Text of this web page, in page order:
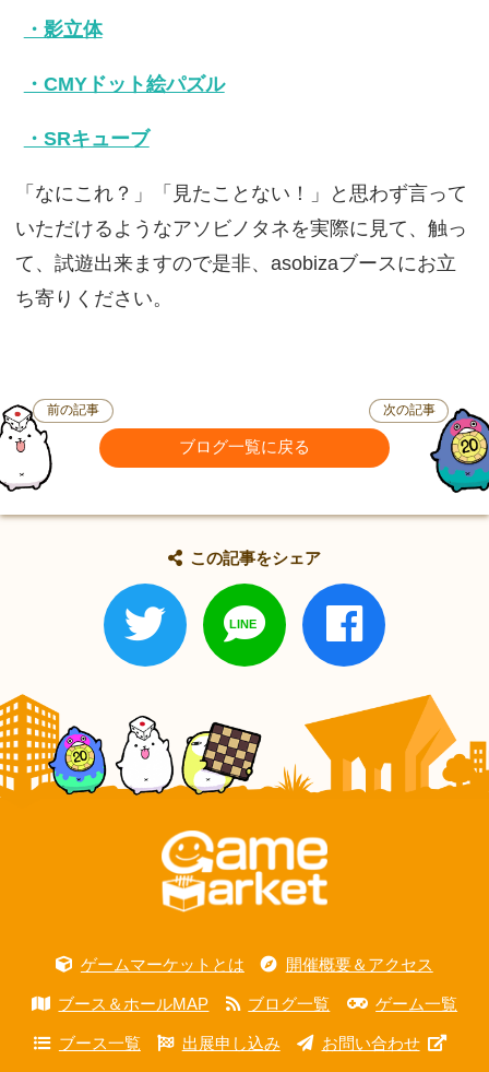
・影立体
・CMYドット絵パズル
・SRキューブ
「なにこれ？」「見たことない！」と思わず言って
いただけるようなアソビノタネを実際に見て、触っ
て、試遊出来ますので是非、asobizaブースにお立
ち寄りください。
前の記事
ブログ一覧に戻る
次の記事
この記事をシェア
ゲームマーケットとは 開催概要＆アクセス
ブース＆ホールMAP ブログ一覧 ゲーム一覧
ブース一覧 出展申し込み お問い合わせ